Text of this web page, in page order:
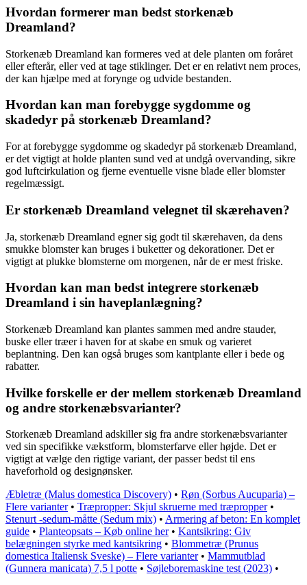
Hvordan formerer man bedst storkenæb
Dreamland?
Storkenæb Dreamland kan formeres ved at dele planten om foråret
eller efterår, eller ved at tage stiklinger. Det er en relativt nem proces,
der kan hjælpe med at forynge og udvide bestanden.
Hvordan kan man forebygge sygdomme og
skadedyr på storkenæb Dreamland?
For at forebygge sygdomme og skadedyr på storkenæb Dreamland,
er det vigtigt at holde planten sund ved at undgå overvanding, sikre
god luftcirkulation og fjerne eventuelle visne blade eller blomster
regelmæssigt.
Er storkenæb Dreamland velegnet til skærehaven?
Ja, storkenæb Dreamland egner sig godt til skærehaven, da dens
smukke blomster kan bruges i buketter og dekorationer. Det er
vigtigt at plukke blomsterne om morgenen, når de er mest friske.
Hvordan kan man bedst integrere storkenæb
Dreamland i sin haveplanlægning?
Storkenæb Dreamland kan plantes sammen med andre stauder,
buske eller træer i haven for at skabe en smuk og varieret
beplantning. Den kan også bruges som kantplante eller i bede og
rabatter.
Hvilke forskelle er der mellem storkenæb Dreamland
og andre storkenæbsvarianter?
Storkenæb Dreamland adskiller sig fra andre storkenæbsvarianter
ved sin specifikke vækstform, blomsterfarve eller højde. Det er
vigtigt at vælge den rigtige variant, der passer bedst til ens
haveforhold og designønsker.
Æbletræ (Malus domestica Discovery) • Røn (Sorbus Aucuparia) –
Flere varianter• Træpropper: Skjul skruerne med træpropper•
Stenurt -sedum-måtte (Sedum mix) • Armering af beton: En komplet
guide • Planteopsats – Køb online her• Kantsikring: Giv
belægningen styrke med kantsikring • Blommetræ (Prunus
domestica Italiensk Sveske) – Flere varianter• Mammutblad
(Gunnera manicata) 7,5 l potte • Søjleboremaskine test (2023) •